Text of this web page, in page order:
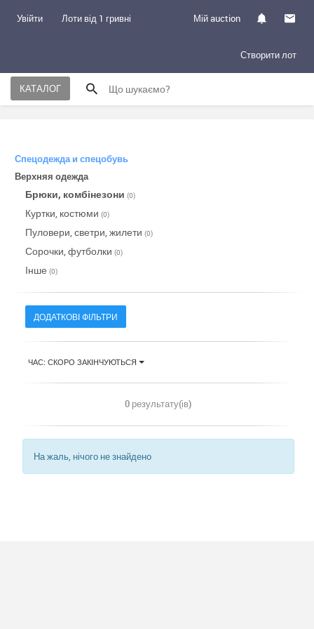
Увійти Лоти від 1 гривні Мій auction
Створити лот
КАТАЛОГ
Спецодежда и спецобувь
Верхняя одежда
Брюки, комбінезони (0)
Куртки, костюми (0)
Пуловери, светри, жилети (0)
Сорочки, футболки (0)
Інше (0)
ДОДАТКОВІ ФІЛЬТРИ
ЧАС: СКОРО ЗАКІНЧУЮТЬСЯ
0 результату(ів)
На жаль, нічого не знайдено